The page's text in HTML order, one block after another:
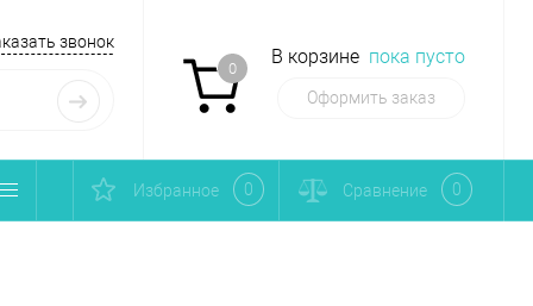
звонок
0
В корзине пока пусто
Оформить заказ
Избранное 0 Сравнение 0